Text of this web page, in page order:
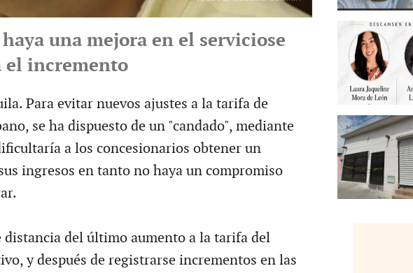
una mejora en el serviciose
el incremento
Para evitar nuevos ajustes a la tarifa de
se ha dispuesto de un "candado", mediante
a los concesionarios obtener un
ingresos en tanto no haya un compromiso
distancia del último aumento a la tarifa del
y después de registrarse incrementos en las